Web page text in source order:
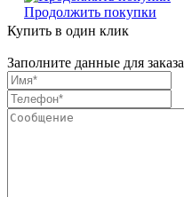
Продолжить покупки
Купить в один клик
Заполните данные для заказа